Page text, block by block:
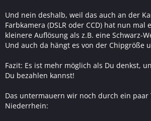
Und nein deshalb, weil das auch an der
Farbkamera (DSLR oder CCD) hat nun mal
kleinere Auflösung als z.B. eine Schwarz-
Und auch da hängt es von der Chipgröße
Fazit: Es ist mehr möglich als Du denkst,
Du bezahlen kannst!
Das untermauern wir noch durch ein paar
Niederrhein: